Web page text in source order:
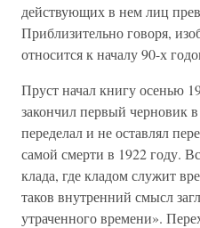
действующих в нем лиц
Приблизительно говоря,
относится к началу 90-х
Пруст начал книгу осенью
закончил первый черновик
переделал и не оставлял
самой смерти в 1922 году.
клада, где кладом служит
таков внутренний смысл
утраченного времени».